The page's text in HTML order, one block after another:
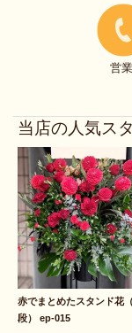
営
当店の人気ス
赤でまとめたスタンド花
段） ep-015